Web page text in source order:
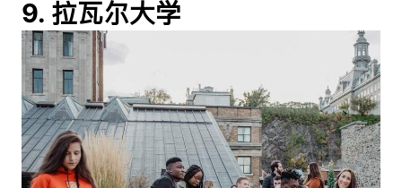
9. 拉瓦尔大学